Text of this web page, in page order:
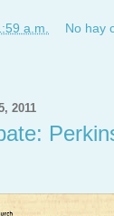
a.m. No hay
2011